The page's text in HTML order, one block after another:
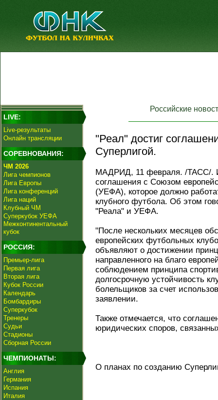
LIVE:
Live-результаты
Онлайн трансляции
СОРЕВНОВАНИЯ:
ЧМ 2026
Лига чемпионов
Лига Европы
Лига конференций
Лига наций
Клубный ЧМ
Суперкубок УЕФА
Межконтинентальный
кубок
РОССИЯ:
Премьер-лига
Первая лига
Вторая лига
Кубок России
Календарь
Бомбардиры
Суперкубок
Тренеры
Судьи
Стадионы
Сборная России
ЧЕМПИОНАТЫ:
Англия
Германия
Испания
Италия
Российские
"Реал" достиг
Суперлигой.
МАДРИД, 11 февраля. /ТАСС/.
соглашения с Союзом
(УЕФА), которое должно
клубного футбола. Об этом
"Реала" и УЕФА.
"После нескольких месяцев
европейских футбольных
объявляют о достижении
направленного на благо
соблюдением принципа
долгосрочную устойчивость
болельщиков за счет
заявлении.
Также отмечается, что
юридических споров,
О планах по созданию